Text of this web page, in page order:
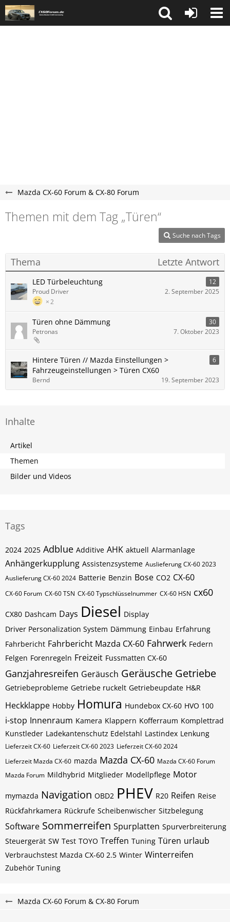
Mazda CX-60 Forum & CX-80 Forum
Themen mit dem Tag „Türen“
Suche nach Tags
Thema Letzte Antwort
LED Türbeleuchtung 12
2
Proud Driver 2. September 2025
Türen ohne Dämmung
30
Petronas
7. Oktober 2023
Hintere Türen // Mazda Einstellungen >
Fahrzeugeinstellungen > Türen CX60
6
Bernd 19. September 2023
Inhalte
Artikel
Themen
Bilder und Videos
Tags
2024 2025 Adblue Additive AHK aktuell Alarmanlage
Anhängerkupplung Assistenzsysteme Auslieferung CX-60 2023
Auslieferung CX-60 2024 Batterie Benzin Bose CO2 CX-60
CX-60 Forum CX-60​​​​ TSN CX-60​​​​ Typschlüsselnummer CX-60​​​​​ HSN cx60
CX80 Dashcam Days Diesel Display
Driver Personalization System Dämmung Einbau Erfahrung
Fahrbericht Fahrbericht Mazda CX-60 Fahrwerk Federn
Felgen Forenregeln Freizeit Fussmatten CX-60
Ganzjahresreifen Geräusch Geräusche Getriebe
Getriebeprobleme Getriebe ruckelt Getriebeupdate H&R
Heckklappe Hobby Homura Hundebox CX-60 HVO 100
i-stop Innenraum Kamera Klappern Kofferraum Komplettrad
Kunstleder Ladekantenschutz Edelstahl Lastindex Lenkung
Lieferzeit CX-60 Lieferzeit CX-60 2023 Lieferzeit CX-60 2024
Lieferzeit Mazda CX-60 mazda Mazda CX-60 Mazda CX-60 Forum
Mazda Forum Mildhybrid Mitglieder Modellpflege Motor
mymazda Navigation OBD2 PHEV R20 Reifen Reise
Rückfahrkamera Rückrufe Scheibenwischer Sitzbelegung
Software Sommerreifen Spurplatten Spurverbreiterung
Steuergerät SW Test TOYO Treffen Tuning Türen urlaub
Verbrauchstest Mazda CX-60 2.5 Winter Winterreifen
Zubehör Tuning
Mazda CX-60 Forum & CX-80 Forum